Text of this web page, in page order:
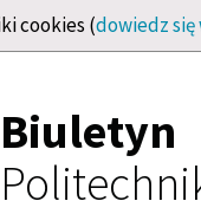
cookies (dowiedz się
Biuletyn